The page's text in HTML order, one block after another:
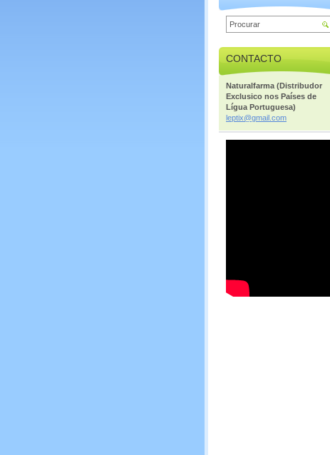
CONTACTO
Naturalfarma (Distribudor
Exclusico nos Países de
Lígua Portuguesa)
leptix@gmail.com